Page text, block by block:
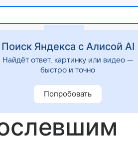
Гороскопы Стиль жизни
Поиск Яндекса с Алисой AI
Найдёт ответ, картинку или видео —
быстро и точно
Попробовать